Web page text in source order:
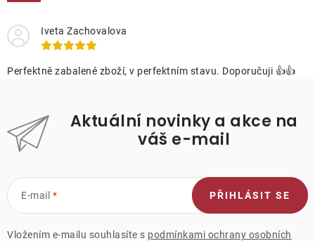
Iveta Zachovalova
Perfektně zabalené zboží, v perfektním stavu. Doporučuji 👍👍
Aktuální novinky a akce na
váš e-mail
E-mail
Vložením e-mailu souhlasíte s podmínkami ochrany osobních
PŘIHLÁSIT SE